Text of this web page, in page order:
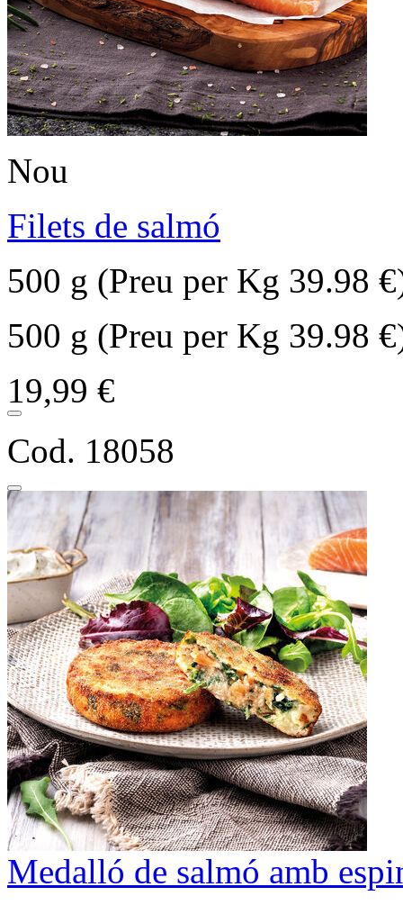
Nou
Filets de salmó
500 g (Preu per Kg 39.98
500 g (Preu per Kg 39.98
19,99 €
Cod. 18058
Medalló de salmó amb